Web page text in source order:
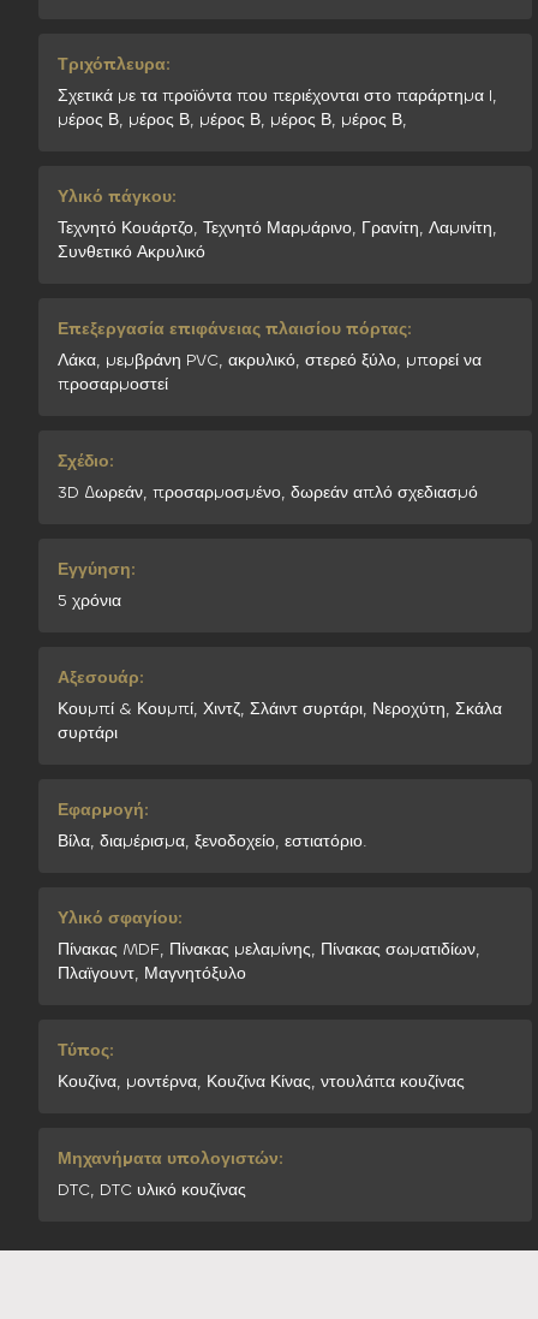
Τριχόπλευρα:
Σχετικά με τα προϊόντα που περιέχονται στο παράρτημα I,
μέρος Β, μέρος Β, μέρος Β, μέρος Β, μέρος Β,
Υλικό πάγκου:
Τεχνητό Κουάρτζο, Τεχνητό Μαρμάρινο, Γρανίτη, Λαμινίτη,
Συνθετικό Ακρυλικό
Επεξεργασία επιφάνειας πλαισίου πόρτας:
Λάκα, μεμβράνη PVC, ακρυλικό, στερεό ξύλο, μπορεί να
προσαρμοστεί
Σχέδιο:
3D Δωρεάν, προσαρμοσμένο, δωρεάν απλό σχεδιασμό
Εγγύηση:
5 χρόνια
Αξεσουάρ:
Κουμπί & Κουμπί, Χιντζ, Σλάιντ συρτάρι, Νεροχύτη, Σκάλα
συρτάρι
Εφαρμογή:
Βίλα, διαμέρισμα, ξενοδοχείο, εστιατόριο.
Υλικό σφαγίου:
Πίνακας MDF, Πίνακας μελαμίνης, Πίνακας σωματιδίων,
Πλαϊγουντ, Μαγνητόξυλο
Τύπος:
Κουζίνα, μοντέρνα, Κουζίνα Κίνας, ντουλάπα κουζίνας
Μηχανήματα υπολογιστών:
DTC, DTC υλικό κουζίνας